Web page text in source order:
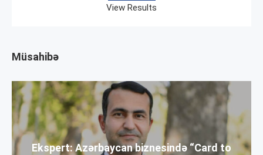
View Results
Müsahibə
Ekspert: Azərbaycan biznesində “Card to